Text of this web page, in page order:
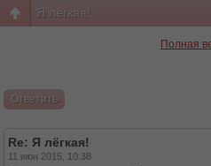
Я лёгкая!
Полная
Ответить
Re: Я лёгкая!
11 июн 2015, 10:38